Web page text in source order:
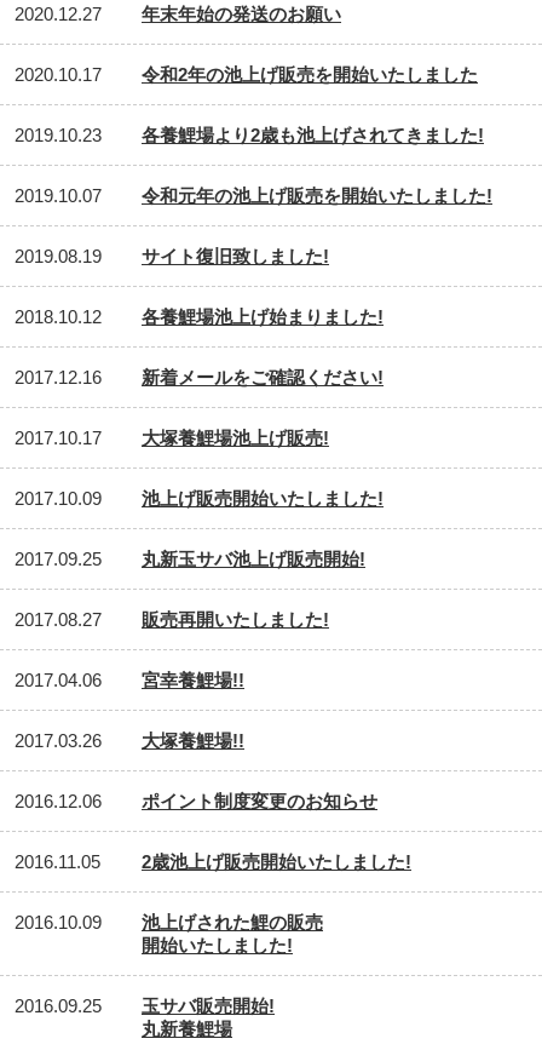
2020.12.27 年末年始の発送のお願い
2020.10.17 令和2年の池上げ販売を開始いたしました
2019.10.23 各養鯉場より2歳も池上げされてきました!
2019.10.07 令和元年の池上げ販売を開始いたしました!
2019.08.19 サイト復旧致しました!
2018.10.12 各養鯉場池上げ始まりました!
2017.12.16 新着メールをご確認ください!
2017.10.17 大塚養鯉場池上げ販売!
2017.10.09 池上げ販売開始いたしました!
2017.09.25 丸新玉サバ池上げ販売開始!
2017.08.27 販売再開いたしました!
2017.04.06 宮幸養鯉場!!
2017.03.26 大塚養鯉場!!
2016.12.06 ポイント制度変更のお知らせ
2016.11.05 2歳池上げ販売開始いたしました!
2016.10.09
池上げされた鯉の販売
開始いたしました!
2016.09.25
玉サバ販売開始!
丸新養鯉場